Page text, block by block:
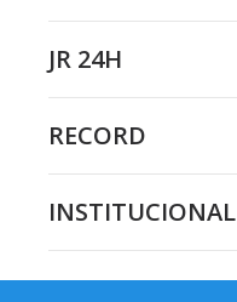
JR 24H
RECORD
INSTITUCIONAL